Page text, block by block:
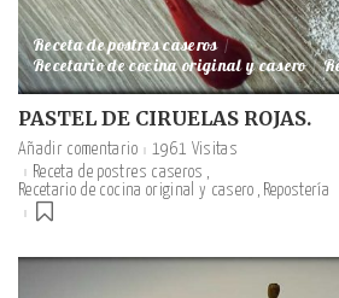
Receta de postres caseros
Recetario de cocina original y casero
PASTEL DE CIRUELAS ROJAS.
Añadir comentario
1961 Visitas
Receta de postres caseros
Recetario de cocina original y casero
Repostería